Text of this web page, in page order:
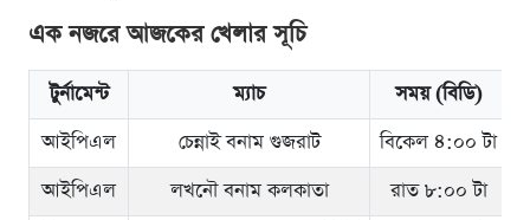
এক নজরে আজকের খেলার সূচি
টুর্নামেন্ট ম্যাচ
সময় (বিডি)
আইপিএল
চেন্নাই বনাম গুজরাট বিকেল ৪:০০ টা
আইপিএল
লখনৌ বনাম কলকাতা রাত ৮:০০ টা